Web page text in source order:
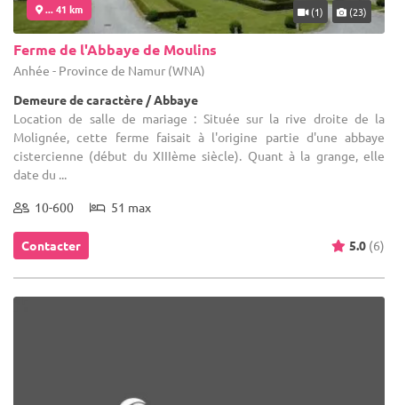
... 41 km (1) (23)
Ferme de l'Abbaye de Moulins
Anhée - Province de Namur (WNA)
Demeure de caractère / Abbaye
Location de salle de mariage : Située sur la rive droite de la
Molignée, cette ferme faisait à l'origine partie d'une abbaye
cistercienne (début du XIIIème siècle). Quant à la grange, elle
date du ...
10-600 51 max
Contacter 5.0 (6)